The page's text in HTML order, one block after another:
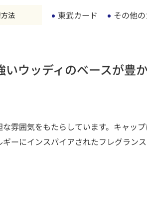
法 東武カード その他
ウッディのベースが豊
雰囲気をもたらしています。キャップ
ーにインスパイアされたフレグラン